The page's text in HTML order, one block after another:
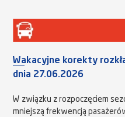
Wakacyjne korekty
dnia 27.06.2026
W związku z rozpoczęciem
mniejszą frekwencją